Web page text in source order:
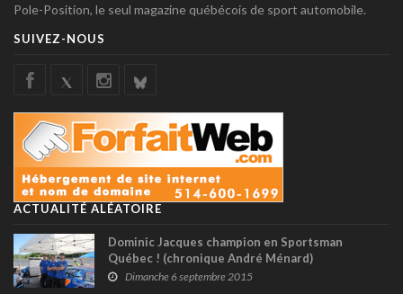
Pole-Position, le seul magazine québécois de sport automobile.
SUIVEZ-NOUS
ACTUALITÉ ALÉATOIRE
Dominic Jacques champion en Sportsman
Québec ! (chronique André Ménard)
Dimanche 6 septembre 2015